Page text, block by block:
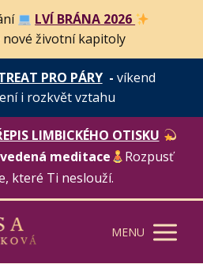
LVÍ BRÁNA 2026
životní kapitoly
PRO PÁRY- víkend
i rozkvět vztahu
LIMBICKÉHO OTISKU
meditace
Rozpusť
které Ti neslouží.
MENU